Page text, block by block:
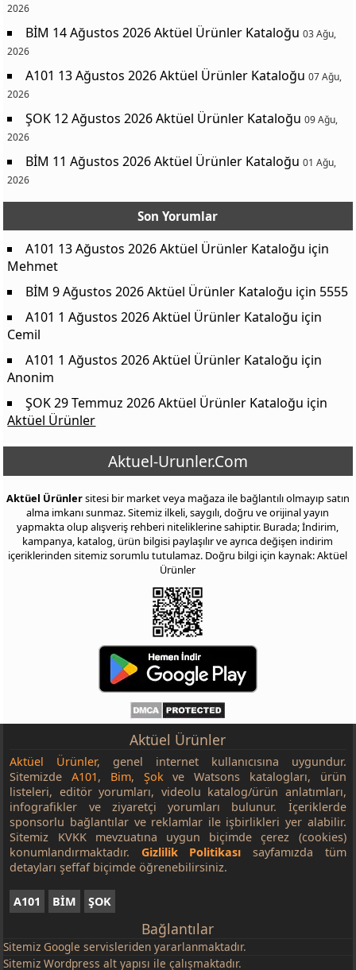
2026
BİM 14 Ağustos 2026 Aktüel Ürünler Kataloğu 03 Ağu,
2026
A101 13 Ağustos 2026 Aktüel Ürünler Kataloğu 07 Ağu,
2026
ŞOK 12 Ağustos 2026 Aktüel Ürünler Kataloğu 09 Ağu,
2026
BİM 11 Ağustos 2026 Aktüel Ürünler Kataloğu 01 Ağu,
2026
Son Yorumlar
A101 13 Ağustos 2026 Aktüel Ürünler Kataloğu için
Mehmet
BİM 9 Ağustos 2026 Aktüel Ürünler Kataloğu için 5555
A101 1 Ağustos 2026 Aktüel Ürünler Kataloğu için
Cemil
A101 1 Ağustos 2026 Aktüel Ürünler Kataloğu için
Anonim
ŞOK 29 Temmuz 2026 Aktüel Ürünler Kataloğu için
Aktüel Ürünler
Aktuel-Urunler.Com
Aktüel Ürünlersitesi bir market veya mağaza ile bağlantılı olmayıp satın
alma imkanı sunmaz. Sitemiz ilkeli, saygılı, doğru ve orijinal yayın
yapmakta olup alışveriş rehberi niteliklerine sahiptir. Burada; İndirim,
kampanya, katalog, ürün bilgisi paylaşılır ve ayrıca değişen indirim
içeriklerinden sitemiz sorumlu tutulamaz. Doğru bilgi için kaynak: Aktüel
Ürünler
Aktüel Ürünler
Aktüel Ürünler, genel internet kullanıcısına uygundur.
SitemizdeA101, Bim, Şokve Watsons katalogları, ürün
listeleri, editör yorumları, videolu katalog/ürün anlatımları,
infografikler ve ziyaretçi yorumları bulunur. İçeriklerde
sponsorlu bağlantılar ve reklamlar ile işbirlikleri yer alabilir.
Sitemiz KVKK mevzuatına uygun biçimde çerez (cookies)
konumlandırmaktadır. Gizlilik Politikası sayfamızda tüm
detayları şeffaf biçimde öğrenebilirsiniz.
A101 BİM ŞOK
Bağlantılar
Sitemiz Google servisleriden yararlanmaktadır.
Sitemiz Wordpress alt yapısı ile çalışmaktadır.